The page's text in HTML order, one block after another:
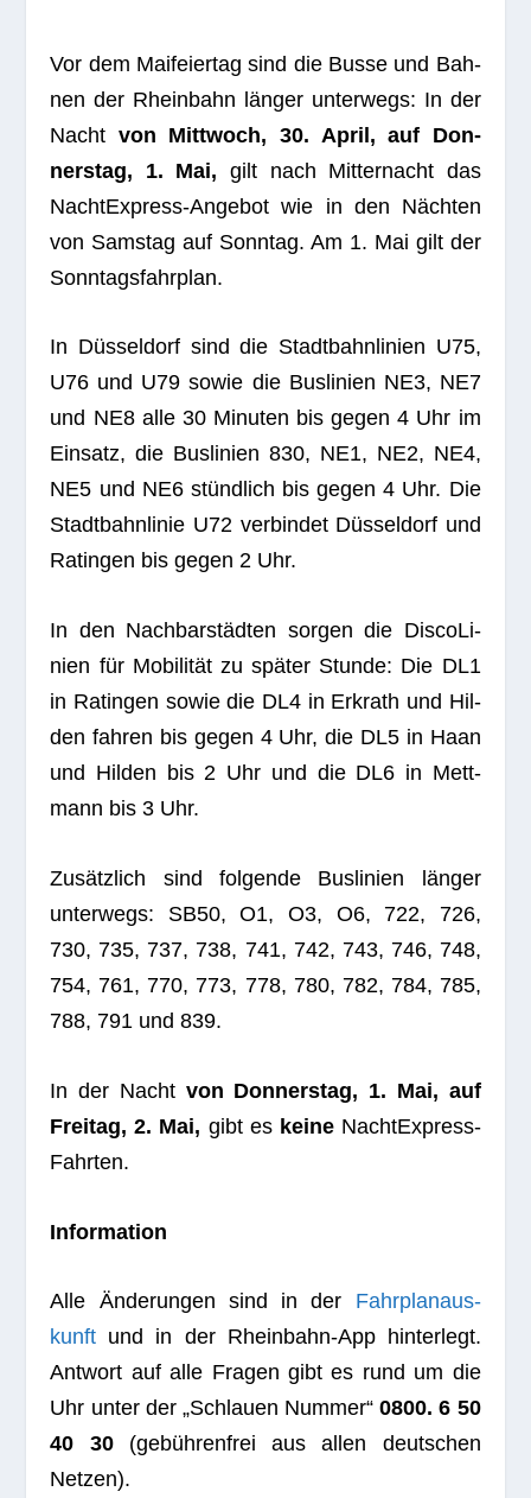
Vor dem Mai­fei­er­tag sind die Busse und Bah­
nen der Rhein­bahn län­ger unter­wegs: In der
Nacht von Mitt­woch, 30. April, auf Don­
ners­tag, 1. Mai, gilt nach Mit­ter­nacht das
Nacht­Ex­press-Ange­bot wie in den Näch­ten
von Sams­tag auf Sonn­tag. Am 1. Mai gilt der
Sonntagsfahrplan.
In Düs­sel­dorf sind die Stadt­bahn­li­nien U75,
U76 und U79 sowie die Bus­li­nien NE3, NE7
und NE8 alle 30 Minu­ten bis gegen 4 Uhr im
Ein­satz, die Bus­li­nien 830, NE1, NE2, NE4,
NE5 und NE6 stünd­lich bis gegen 4 Uhr. Die
Stadt­bahn­li­nie U72 ver­bin­det Düs­sel­dorf und
Ratin­gen bis gegen 2 Uhr.
In den Nach­bar­städ­ten sor­gen die Dis­co­Li­
nien für Mobi­li­tät zu spä­ter Stunde: Die DL1
in Ratin­gen sowie die DL4 in Erkrath und Hil­
den fah­ren bis gegen 4 Uhr, die DL5 in Haan
und Hil­den bis 2 Uhr und die DL6 in Mett­
mann bis 3 Uhr.
Zusätz­lich sind fol­gende Bus­li­nien län­ger
unter­wegs: SB50, O1, O3, O6, 722, 726,
730, 735, 737, 738, 741, 742, 743, 746, 748,
754, 761, 770, 773, 778, 780, 782, 784, 785,
788, 791 und 839.
In der Nacht von Don­ners­tag, 1. Mai, auf
Frei­tag, 2. Mai, gibt es keineNachtExpress-
Fahrten.
Infor­ma­tion
Alle Ände­run­gen sind in der Fahr­plan­aus­
kunft und in der Rhein­bahn-App hin­ter­legt.
Ant­wort auf alle Fra­gen gibt es rund um die
Uhr unter der „Schlauen Num­mer“0800. 6 50
40 30(gebüh­ren­frei aus allen deut­schen
Netzen).